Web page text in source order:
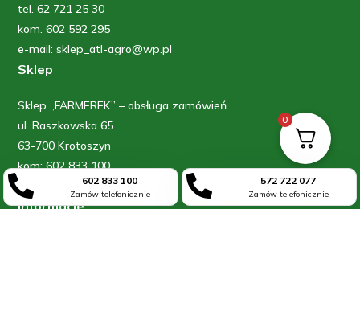
tel. 62 721 25 30
kom. 602 592 295
e-mail: sklep_atl-agro@wp.pl
Sklep
Sklep „FARMEREK” – obsługa zamówień
ul. Raszkowska 65
63-700 Krotoszyn
kom: 602 833 100
kom: 572 722 077
Informacje
 602 833 100
Zamów telefonicznie  572 722 077
Zamów telefonicznie
0